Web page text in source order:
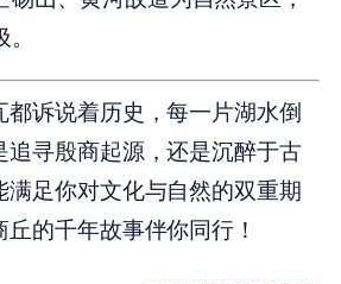
诉说着历史，每一片湖水倒
追寻殷商起源，还是沉醉于古
满足你对文化与自然的双重期
的千年故事伴你同行！